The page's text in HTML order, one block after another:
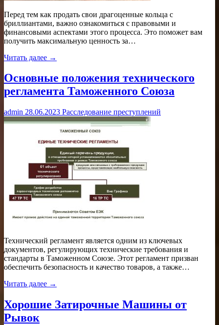
Перед тем как продать свои драгоценные кольца с
бриллиантами, важно ознакомиться с правовыми и
финансовыми аспектами этого процесса. Это поможет вам
получить максимальную ценность за…
Читать далее →
Основные положения технического
регламента Таможенного Союза
admin 28.06.2023 Расследование преступлений
Технический регламент является одним из ключевых
документов, регулирующих технические требования и
стандарты в Таможенном Союзе. Этот регламент призван
обеспечить безопасность и качество товаров, а также…
Читать далее →
Хорошие Затирочные Машины от
Рывок